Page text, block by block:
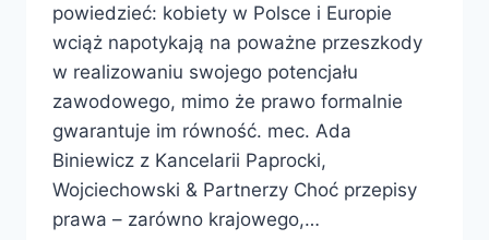
powiedzieć: kobiety w Polsce i Europie
wciąż napotykają na poważne przeszkody
w realizowaniu swojego potencjału
zawodowego, mimo że prawo formalnie
gwarantuje im równość. mec. Ada
Biniewicz z Kancelarii Paprocki,
Wojciechowski & Partnerzy Choć przepisy
prawa – zarówno krajowego,…